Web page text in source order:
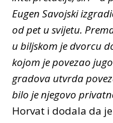
Eugen Savojski
od pet u svijetu.
u biljskom je dvorcu
kojom je povezao
gradova utvrda
bilo je njegovo
Horvat i dodala da